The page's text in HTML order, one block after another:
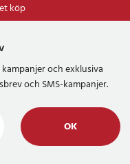
köp
och exklusiva
och SMS-kampanjer.
OK